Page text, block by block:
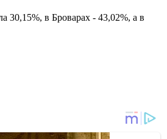
30,15%, в Броварах - 43,02%, а в